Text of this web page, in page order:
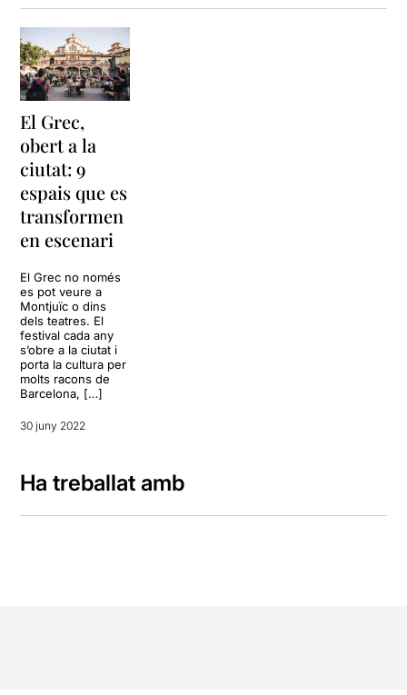
El Grec,
obert a la
ciutat: 9
espais que es
transformen
en escenari
El Grec no només
es pot veure a
Montjuïc o dins
dels teatres. El
festival cada any
s’obre a la ciutat i
porta la cultura per
molts racons de
Barcelona, […]
30 juny 2022
Ha treballat amb